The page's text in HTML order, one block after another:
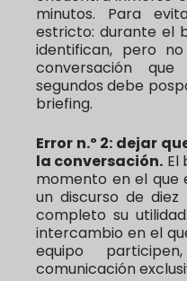
minutos. Para
estricto: durante el
identifican, pero
conversación
segundos debe
briefing.
Error n.º 2: dejar
la conversación. El
momento en el que
un discurso de diez
completo su
intercambio en el
equipo
comunicación